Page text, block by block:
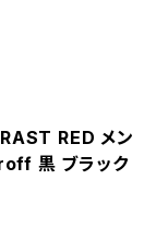
RED メン
黒 ブラック